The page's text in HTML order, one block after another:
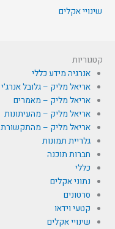
שינויי אקלים
קטגוריות
אנרגיה מידע כללי
אריאל מליק – גלובל אנרג'י
אריאל מליק – מאמרים
אריאל מליק – מהעיתונות
אריאל מליק – מהתקשורת
גלריית תמונות
חברות תוכנה
כללי
נתוני אקלים
סרטונים
קטעי וידאו
שינויי אקלים